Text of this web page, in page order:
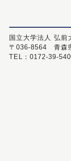
国立大学法人 弘前
〒036-8564 青森
TEL：0172-39-